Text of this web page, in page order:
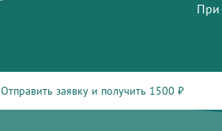
При
Отправить заявку и получить 1500 ₽